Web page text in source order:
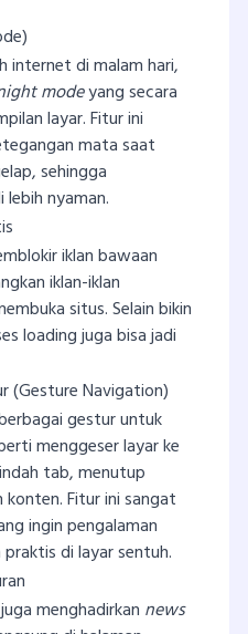
internet di malam hari,
modeyang secara
layar. Fitur ini
mata saat
sehingga
nyaman.
iklan bawaan
iklan-iklan
situs. Selain bikin
loading juga bisa jadi
(Gesture Navigation)
gestur untuk
menggeser layar ke
tab, menutup
Fitur ini sangat
ingin pengalaman
di layar sentuh.
menghadirkan news